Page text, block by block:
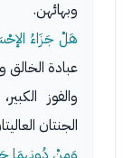
وبهائهن.
هَلْ جَزَاءُ
عبادة الخالق
والفوز
الجنتان